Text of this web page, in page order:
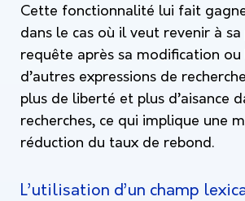
Cette fonctionnalité lui fait
dans le cas où il veut revenir à
requête après sa modification ou
d’autres expressions de
plus de liberté et plus d’aisance
recherches, ce qui implique une
réduction du taux de rebond.
L’utilisation d’un champ